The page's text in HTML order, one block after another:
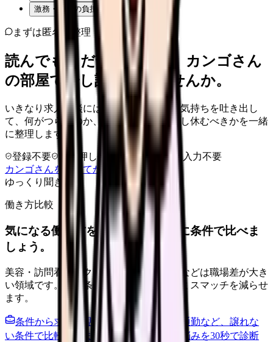
激務・夜勤の負担
まずは匿名で整理
読んでもまだ苦しいなら、カンゴさん
の部屋で少し話してみませんか。
いきなり求人相談には進みません。今の気持ちを吐き出し
て、何がつらいのか、辞めるべきか、少し休むべきかを一緒
に整理します。
登録不要 求人押し売りなし
病院名は入力不要
カンゴさんを知ってから相談する
ゆっくり聞きます
働き方比較
気になる働き方を、求人を見る前に条件で比べま
しょう。
美容・訪問看護・クリニック・夜勤なしなどは職場差が大き
い領域です。希望条件を先に整理するとミスマッチを減らせ
ます。
条件から求人を見る 夜勤回数・残業・通勤など、譲れな
い条件で比較できます。 進む
職場の悩みを30秒で診断